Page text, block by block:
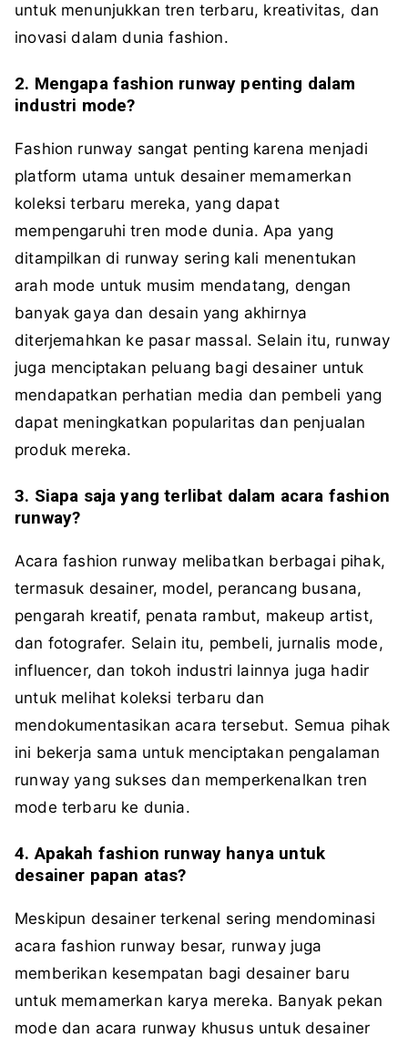
untuk menunjukkan tren terbaru, kreativitas, dan
inovasi dalam dunia fashion.
2. Mengapa fashion runway penting dalam
industri mode?
Fashion runway sangat penting karena menjadi
platform utama untuk desainer memamerkan
koleksi terbaru mereka, yang dapat
mempengaruhi tren mode dunia. Apa yang
ditampilkan di runway sering kali menentukan
arah mode untuk musim mendatang, dengan
banyak gaya dan desain yang akhirnya
diterjemahkan ke pasar massal. Selain itu, runway
juga menciptakan peluang bagi desainer untuk
mendapatkan perhatian media dan pembeli yang
dapat meningkatkan popularitas dan penjualan
produk mereka.
3. Siapa saja yang terlibat dalam acara fashion
runway?
Acara fashion runway melibatkan berbagai pihak,
termasuk desainer, model, perancang busana,
pengarah kreatif, penata rambut, makeup artist,
dan fotografer. Selain itu, pembeli, jurnalis mode,
influencer, dan tokoh industri lainnya juga hadir
untuk melihat koleksi terbaru dan
mendokumentasikan acara tersebut. Semua pihak
ini bekerja sama untuk menciptakan pengalaman
runway yang sukses dan memperkenalkan tren
mode terbaru ke dunia.
4. Apakah fashion runway hanya untuk
desainer papan atas?
Meskipun desainer terkenal sering mendominasi
acara fashion runway besar, runway juga
memberikan kesempatan bagi desainer baru
untuk memamerkan karya mereka. Banyak pekan
mode dan acara runway khusus untuk desainer